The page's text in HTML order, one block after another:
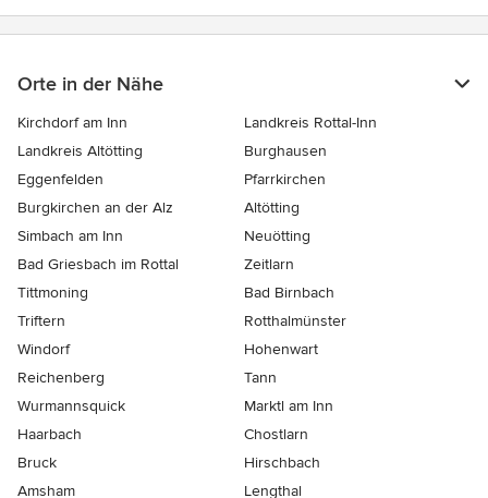
Orte in der Nähe
Kirchdorf am Inn
Landkreis Rottal-Inn
Landkreis Altötting
Burghausen
Eggenfelden
Pfarrkirchen
Burgkirchen an der Alz
Altötting
Simbach am Inn
Neuötting
Bad Griesbach im Rottal
Zeitlarn
Tittmoning
Bad Birnbach
Triftern
Rotthalmünster
Windorf
Hohenwart
Reichenberg
Tann
Wurmannsquick
Marktl am Inn
Haarbach
Chostlarn
Bruck
Hirschbach
Amsham
Lengthal